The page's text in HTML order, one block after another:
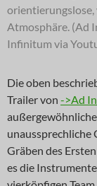
Atmosphäre. (Ad
Infinitum via
Die oben
Trailer von ->Ad
unaussprechliche
Gräben des
es die